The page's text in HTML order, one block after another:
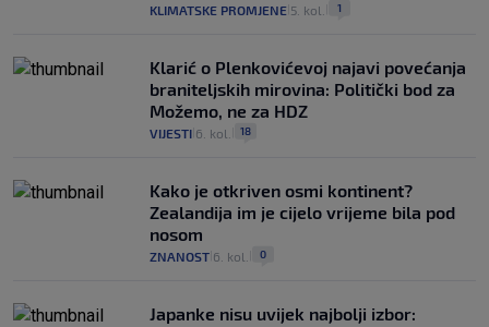
KLIMATSKE PROMJENE 5. kol. 1
Klarić o Plenkovićevoj najavi povećanja
braniteljskih mirovina: Politički bod za
Možemo, ne za HDZ
VIJESTI 6. kol. 18
Kako je otkriven osmi kontinent?
Zealandija im je cijelo vrijeme bila pod
nosom
ZNANOST 6. kol. 0
Japanke nisu uvijek najbolji izbor: